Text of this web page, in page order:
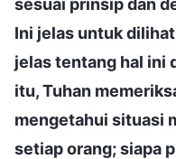
Ini jelas untuk
jelas tentang hal ini
itu, Tuhan
mengetahui situasi
setiap orang; siapa